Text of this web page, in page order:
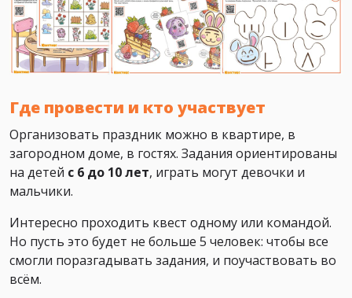
Где провести и кто участвует
Организовать праздник можно в квартире, в
загородном доме, в гостях. Задания ориентированы
на детей с 6 до 10 лет, играть могут девочки и
мальчики.
Интересно проходить квест одному или командой.
Но пусть это будет не больше 5 человек: чтобы все
смогли поразгадывать задания, и поучаствовать во
всём.